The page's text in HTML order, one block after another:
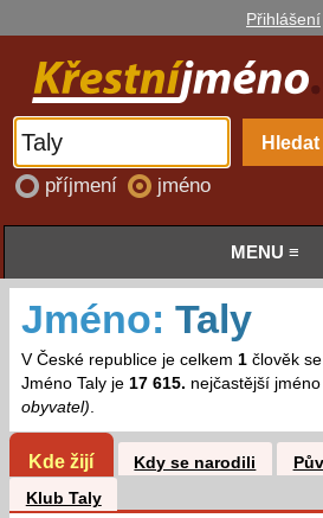
Přihlášení
příjmení jméno
MENU ≡
Jméno: Taly
V České republice je celkem 1člověk se
Jméno Taly je 17 615. nejčastější jméno
obyvatel).
Kde žijí Kdy se narodili
Klub Taly